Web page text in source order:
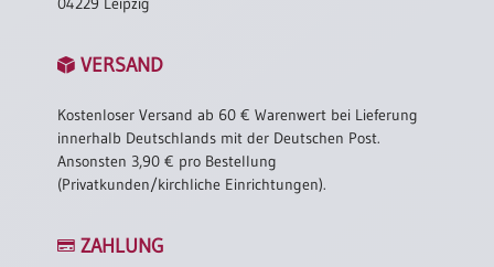
VERSAND
Kostenloser Versand ab 60 € Warenwert bei Lieferung
innerhalb Deutschlands mit der Deutschen Post.
Ansonsten 3,90 € pro Bestellung
(Privatkunden/kirchliche Einrichtungen).
ZAHLUNG